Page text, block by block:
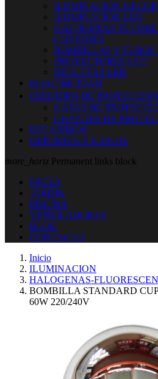
ILUMINACION
ILUMINACIÓN LED
HALOGENAS-
CONSUMO
BOMBILLAS Y TUBOS
PROYECTORES LED
REGLETAS LED
ELECTRICIDAD
 EQUIPO DE
GAFAS DE
GUANTES DE
RECAMBIOS
DEPORTES Y JUEGOS
more_horiz Permanent links block
INICIO
JARDIN
PISCINA
VENTILADORES
BLOG
CONTACTO
Inicio
ILUMINACION
HALOGENAS-
BOMBILLA STANDARD
60W 220/240V